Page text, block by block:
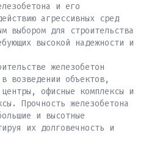
и его
агрессивных сред
выбором для строительства
высокой надежности и
железобетон
возведении объектов,
офисные комплексы и
Прочность железобетона
и высотные
их долговечность и